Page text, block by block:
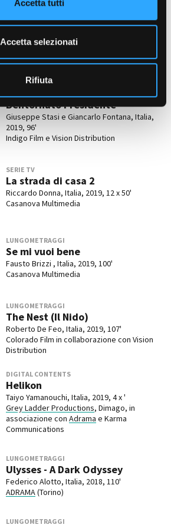
Accetta tutti
Accetta selezionati
Rifiuta
LUNGOMETRAGGI
Matthew Vaughn, Gran Bretagna, USA,
Repubblica Ceca, Italia, 2020
Marv Films, Twentieth Century Fox
Bentornato Presidente
Giuseppe Stasi e Giancarlo Fontana, Italia,
2019, 96'
Indigo Film e Vision Distribution
SERIE TV
La strada di casa 2
Riccardo Donna, Italia, 2019, 12 x 50'
Casanova Multimedia
LUNGOMETRAGGI
Se mi vuoi bene
Fausto Brizzi , Italia, 2019, 100'
Casanova Multimedia
LUNGOMETRAGGI
The Nest (Il Nido)
Roberto De Feo, Italia, 2019, 107'
Colorado Film in collaborazione con Vision
Distribution
DIGITAL CONTENTS
Helikon
Taiyo Yamanouchi, Italia, 2019, 4 x '
Grey Ladder Productions, Dimago, in
associazione con Adrama e Karma
Communications
LUNGOMETRAGGI
Ulysses - A Dark Odyssey
Federico Alotto, Italia, 2018, 110'
ADRAMA(Torino)
LUNGOMETRAGGI